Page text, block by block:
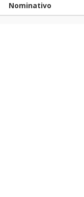
Nominativo